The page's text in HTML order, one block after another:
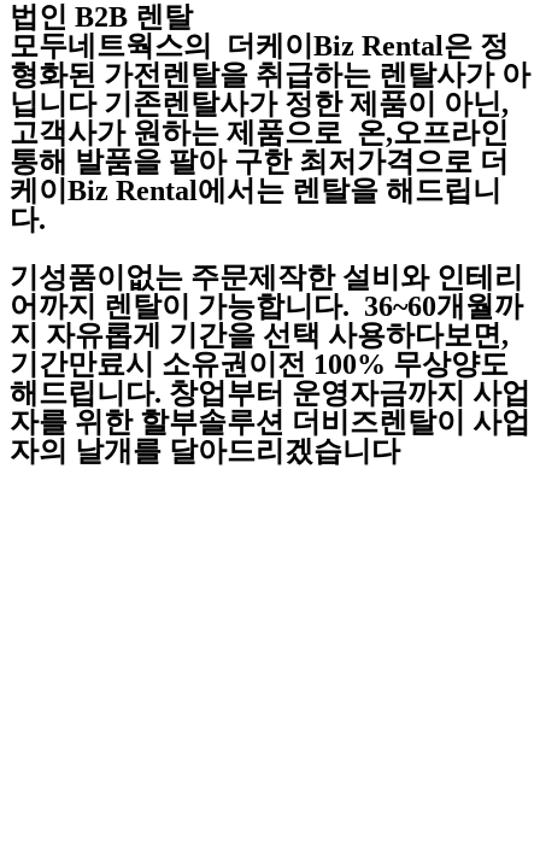
법인 B2B 렌탈
모두네트웍스의 더케이Biz Rental은 정
형화된 가전렌탈을 취급하는 렌탈사가 아
닙니다 기존렌탈사가 정한 제품이 아닌,
고객사가 원하는 제품으로 온,오프라인
통해 발품을 팔아 구한 최저가격으로 더
케이Biz Rental에서는 렌탈을 해드립니
다.
기성품이없는 주문제작한 설비와 인테리
어까지 렌탈이 가능합니다. 36~60개월까
지 자유롭게 기간을 선택 사용하다보면,
기간만료시 소유권이전 100% 무상양도
해드립니다. 창업부터 운영자금까지 사업
자를 위한 할부솔루션 더비즈렌탈이 사업
자의 날개를 달아드리겠습니다